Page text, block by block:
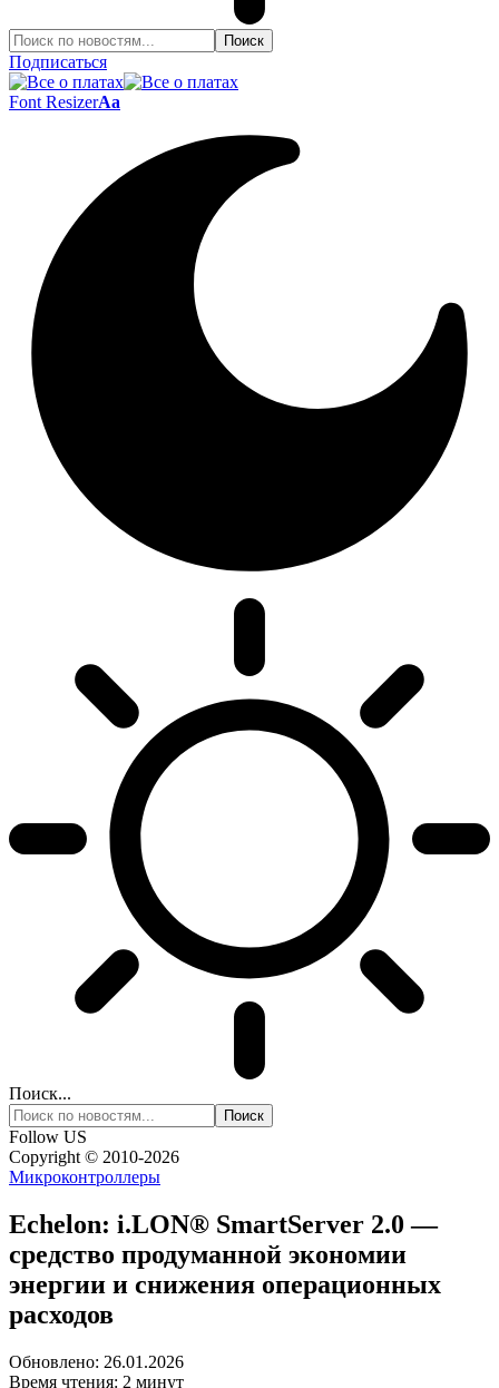
Подписаться
Font ResizerAa
Поиск...
Follow US
Copyright © 2010-2026
Микроконтроллеры
Echelon: i.LON® SmartServer 2.0 —
средство продуманной экономии
энергии и снижения операционных
расходов
Обновлено: 26.01.2026
Время чтения: 2 минут